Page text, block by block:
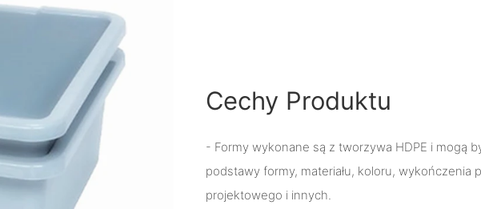
Cechy Produktu
- Formy wykonane są z tworzywa HDPE i mogą
podstawy formy, materiału, koloru, wykończenia
projektowego i innych.